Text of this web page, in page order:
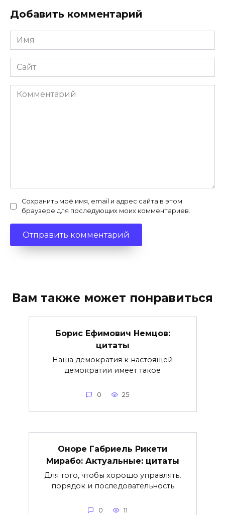
Добавить комментарий
Имя
*
Сайт
Комментарий
Сохранить моё имя, email и адрес сайта в этом
браузере для последующих моих комментариев.
Вам также может понравиться
Борис Ефимович Немцов:
цитаты
Наша демократия к настоящей
демократии имеет такое
0 25
Оноре Габриель Рикети
Мирабо: Актуальные: цитаты
Для того, чтобы хорошо управлять,
порядок и последовательность
0 11